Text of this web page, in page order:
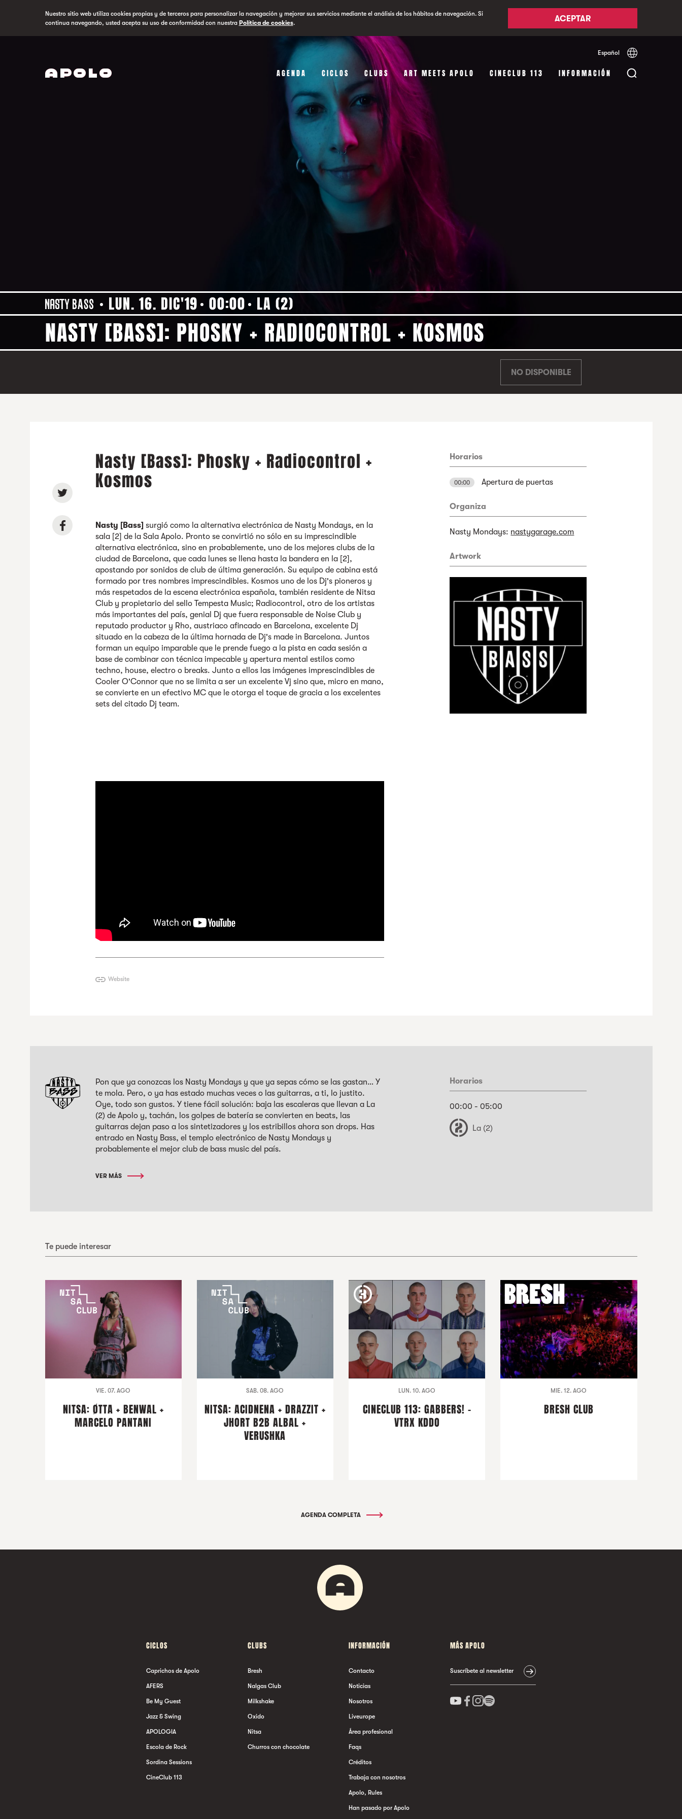
Nuestro sitio web utiliza cookies propias y de terceros para personalizar la navegación y mejorar sus servicios mediante el análisis de los hábitos de navegación. Si
continua navegando, usted acepta su uso de conformidad con nuestra Política de cookies. ACEPTAR
Español Català
AGENDA CICLOS CLUBS ART MEETS APOLO CINECLUB 113 INFORMACIÓN
LUN. 16. DIC'19 00:00 LA (2)
NASTY [BASS]: PHOSKY + RADIOCONTROL + KOSMOS
NO DISPONIBLE
Nasty [Bass]: Phosky + Radiocontrol +
Kosmos
Nasty [Bass] surgió como la alternativa electrónica de Nasty Mondays, en la
sala [2] de la Sala Apolo. Pronto se convirtió no sólo en su imprescindible
alternativa electrónica, sino en probablemente, uno de los mejores clubs de la
ciudad de Barcelona, que cada lunes se llena hasta la bandera en la [2],
apostando por sonidos de club de última generación. Su equipo de cabina está
formado por tres nombres imprescindibles. Kosmos uno de los Dj's pioneros y
más respetados de la escena electrónica española, también residente de Nitsa
Club y propietario del sello Tempesta Music; Radiocontrol, otro de los artistas
más importantes del país, genial Dj que fuera responsable de Noise Club y
reputado productor y Rho, austriaco afincado en Barcelona, excelente Dj
situado en la cabeza de la última hornada de Dj's made in Barcelona. Juntos
forman un equipo imparable que le prende fuego a la pista en cada sesión a
base de combinar con técnica impecable y apertura mental estilos como
techno, house, electro o breaks. Junto a ellos las imágenes imprescindibles de
Cooler O'Connor que no se limita a ser un excelente Vj sino que, micro en mano,
se convierte en un efectivo MC que le otorga el toque de gracia a los excelentes
sets del citado Dj team.
Website
Horarios
00:00 Apertura de puertas
Organiza
Nasty Mondays: nastygarage.com
Artwork
Pon que ya conozcas los Nasty Mondays y que ya sepas cómo se las gastan… Y
te mola. Pero, o ya has estado muchas veces o las guitarras, a ti, lo justito.
Oye, todo son gustos. Y tiene fácil solución: baja las escaleras que llevan a La
(2) de Apolo y, tachán, los golpes de batería se convierten en beats, las
guitarras dejan paso a los sintetizadores y los estribillos ahora son drops. Has
entrado en Nasty Bass, el templo electrónico de Nasty Mondays y
probablemente el mejor club de bass music del país.
VER MÁS
Horarios
00:00 - 05:00
La (2)
Te puede interesar
VIE. 07. AGO
NITSA: ØTTA + BENWAL +
MARCELO PANTANI
SAB. 08. AGO
NITSA: ACIDNENA + DRAZZIT +
JHORT B2B ALBAL +
VERUSHKA
LUN. 10. AGO
CINECLUB 113: GABBERS! -
VTRX KDDO
MIE. 12. AGO
BRESH CLUB
AGENDA COMPLETA
CICLOS
Caprichos de Apolo
AFERS
Be My Guest
Jazz & Swing
APOLOGIA
Escola de Rock
Sordina Sessions
CineClub 113
CLUBS
Bresh
Nalgas Club
Milkshake
Oxido
Nitsa
Churros con chocolate
INFORMACIÓN
Contacto
Noticias
Nosotros
Liveurope
Área profesional
Faqs
Créditos
Trabaja con nosotros
Apolo, Rules
Han pasado por Apolo
MÁS APOLO
Suscríbete al newsletter